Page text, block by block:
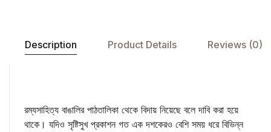
Description Product Details Reviews (0)
রম্যসাহিত্য বাঙালির পাঠতালিকা থেকে বিদায় নিয়েছে বলে দাবি করা হয়ে
থাকে। যদিও সৃষ্টিসুখ প্রকাশন গত এক দশকেরও বেশি সময় ধরে বিভিন্ন